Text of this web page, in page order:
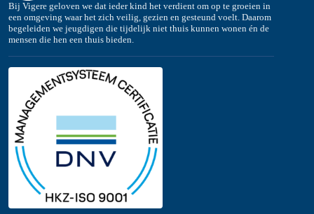
Bij Vigere geloven we dat ieder kind het verdient om op te groeien in
een omgeving waar het zich veilig, gezien en gesteund voelt. Daarom
begeleiden we jeugdigen die tijdelijk niet thuis kunnen wonen én de
mensen die hen een thuis bieden.